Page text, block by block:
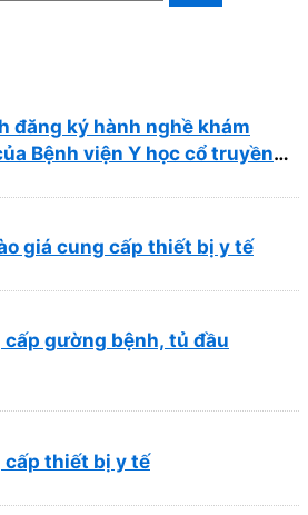
đăng ký hành nghề khám
Bệnh viện Y học cổ truyền
giá cung cấp thiết bị y tế
gường bệnh, tủ đầu
cấp thiết bị y tế